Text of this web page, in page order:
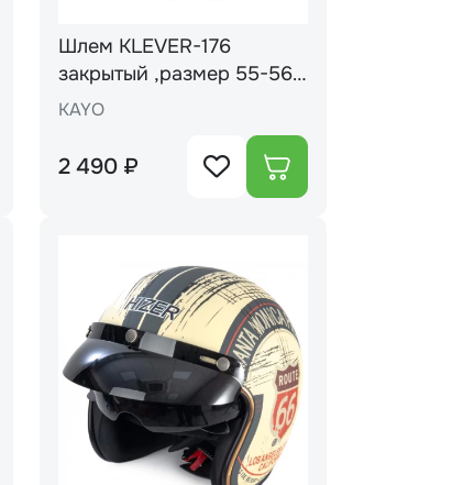
Шлем KLEVER-176
закрытый ,размер 55-56
"S" АССОРТИ (16)
KAYO
2 490 ₽